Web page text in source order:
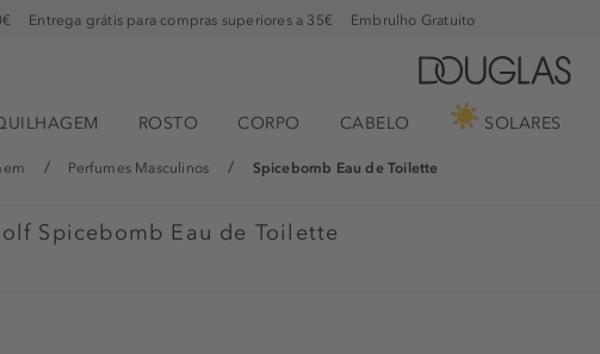
Entrega grátis para compras superiores a 35€ Embrulho Gratuito
ROSTO CORPO CABELO SOLARES
Perfumes Masculinos Spicebomb Eau de Toilette
Spicebomb Eau de Toilette